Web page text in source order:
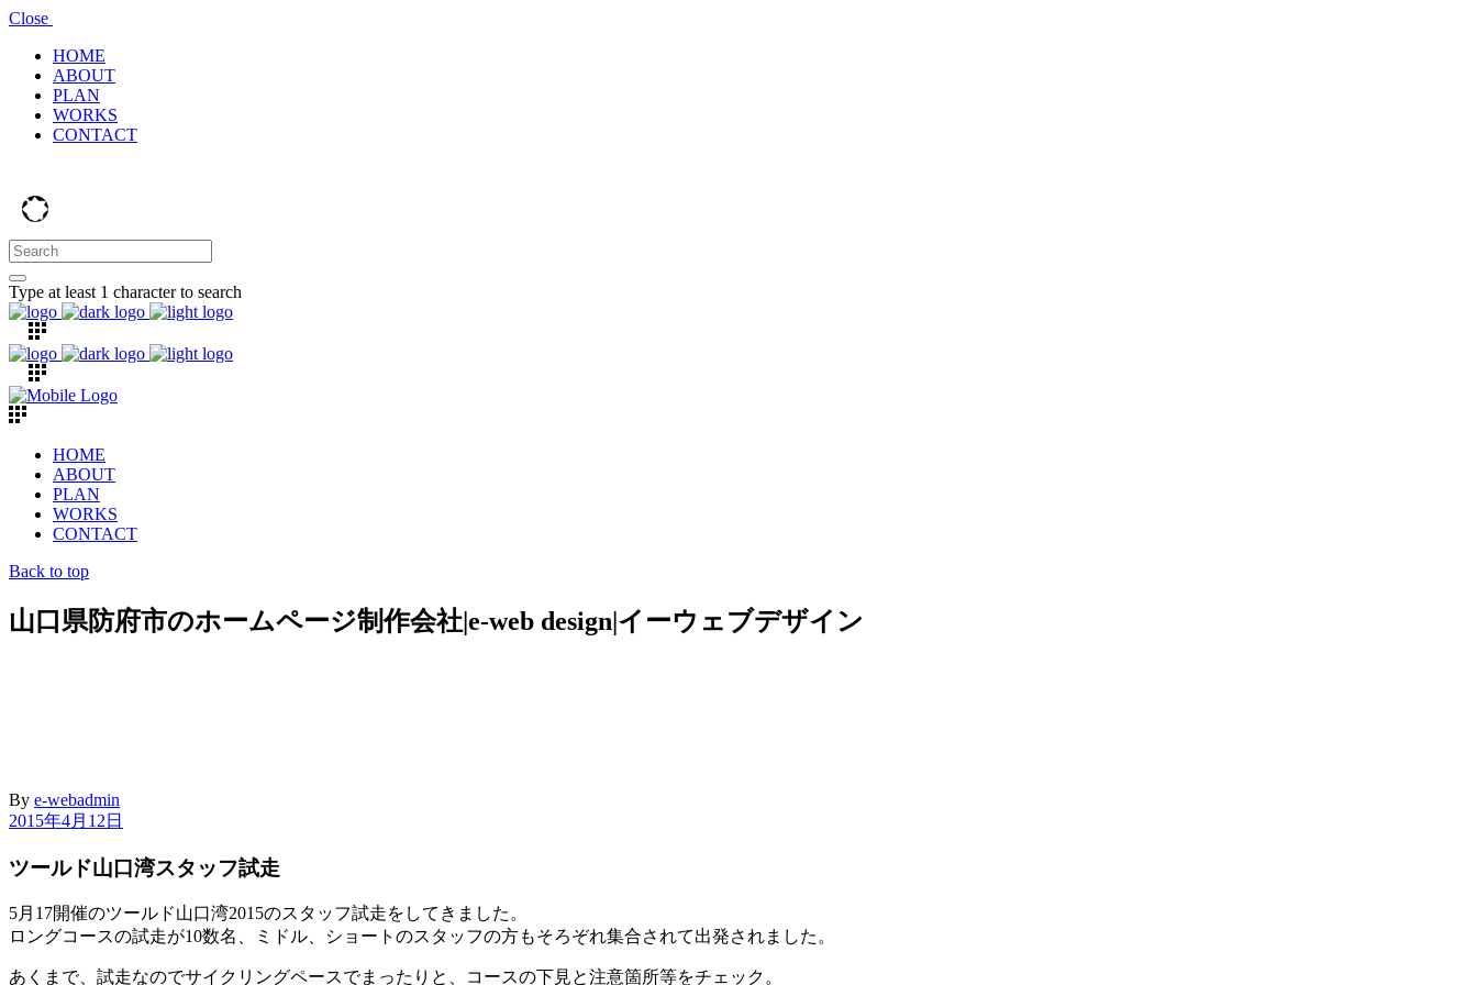
Close
HOME
ABOUT
PLAN
WORKS
CONTACT
Type at least 1 character to search
HOME
ABOUT
PLAN
WORKS
CONTACT
Back to top
山口県防府市のホームページ制作会社|e-web design|イーウェブデザイン
By e-webadmin
2015年4月12日
ツールド山口湾スタッフ試走
5月17開催のツールド山口湾2015のスタッフ試走をしてきました。
ロングコースの試走が10数名、ミドル、ショートのスタッフの方もそろぞれ集合されて出発されました。
あくまで、試走なのでサイクリングペースでまったりと、コースの下見と注意箇所等をチェック。